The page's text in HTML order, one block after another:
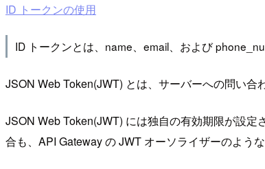
ID トークンの使用
ID トークンとは、name、email、および
JSON Web Token(JWT) とは、サーバーへの問い
JSON Web Token(JWT) には独自の有効期限が設
合も、API Gateway の JWT オーソライザーのよう